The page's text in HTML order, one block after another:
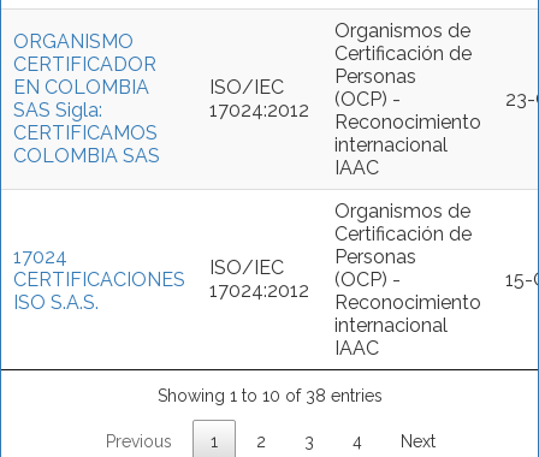
ORGANISMO
CERTIFICADOR
EN COLOMBIA
SAS Sigla:
CERTIFICAMOS
COLOMBIA SAS
ISO/IEC
17024:2012
Organismos de
Certificación de
Personas
(OCP) -
Reconocimiento
internacional
IAAC
17024
CERTIFICACIONES
ISO S.A.S.
ISO/IEC
17024:2012
Organismos de
Certificación de
Personas
(OCP) -
Reconocimiento
internacional
IAAC
15-
Showing 1 to 10 of 38 entries
Previous 1 2 3 4 Next